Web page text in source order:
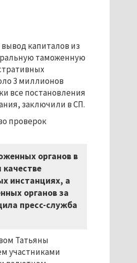
капиталов из
таможенную
3 миллионов
все постановления
заключили в СП.
проверок
органов в
инстанциях, а
органов за
пресс-служба
Татьяны
участниками